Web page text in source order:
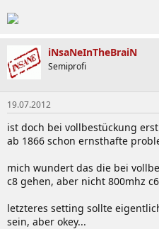
iNsaNeInTheBraiN
Semiprofi
19.07.2012
ist doch bei vollbestückung
ab 1866 schon ernsthafte
mich wundert das die bei
c8 gehen, aber nicht 800mhz
letzteres setting sollte
sein, aber okey...